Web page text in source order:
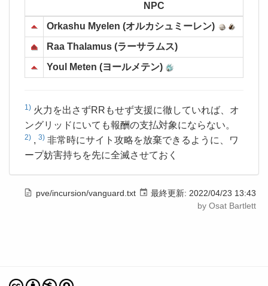
NPC
Orkashu Myelen (オルカシュミーレン)
Raa Thalamus (ラーサラムス)
Youl Meten (ヨールメテン)
1) 火力を出さずRRもせず支援に徹していれば、オ
ングリッドにいても報酬の支払対象にならない。
2) , 3) 非常時にサイト攻略を放棄できるように、ワ
ープ妨害持ちを先に全滅させておく
pve/incursion/vanguard.txt 最終更新: 2022/04/23 13:43
by Osat Bartlett